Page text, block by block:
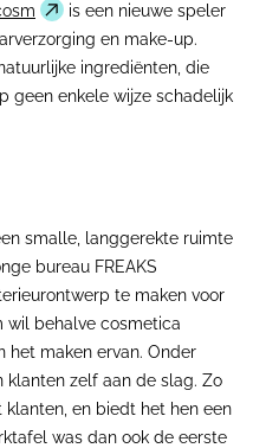
is een nieuwe speler
en make-up.
ingrediënten, die
geen enkele wijze schadelijk
smalle, langgerekte ruimte
bureau FREAKS
te maken voor
wil behalve cosmetica
het maken ervan. Onder
klanten zelf aan de slag. Zo
en biedt het hen een
was dan ook de eerste